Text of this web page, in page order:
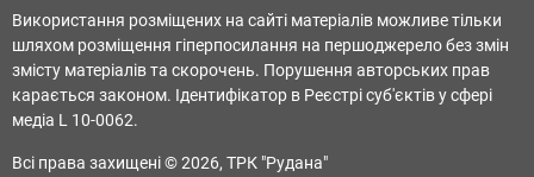
Використання розміщених на сайті матеріалів можливе тільки
шляхом розміщення гіперпосилання на першоджерело без змін
змісту матеріалів та скорочень. Порушення авторських прав
карається законом. Ідентифікатор в Реєстрі суб'єктів у сфері
медіа L 10-0062.
Всі права захищені © 2026, ТРК "Рудана"